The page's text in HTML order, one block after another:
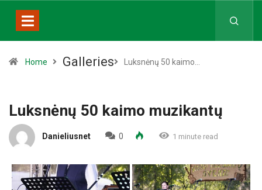
Home Galleries Luksnėnų 50 kaimo…
Luksnėnų 50 kaimo muzikantų
Danieliusnet 0 1 minute read